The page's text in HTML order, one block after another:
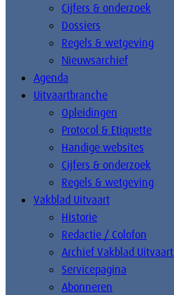
Cijfers & onderzoek
Dossiers
Regels & wetgeving
Nieuwsarchief
Agenda
Uitvaartbranche
Opleidingen
Protocol & Etiquette
Handige websites
Cijfers & onderzoek
Regels & wetgeving
Vakblad Uitvaart
Historie
Redactie / Colofon
Archief Vakblad Uitvaart
Servicepagina
Abonneren